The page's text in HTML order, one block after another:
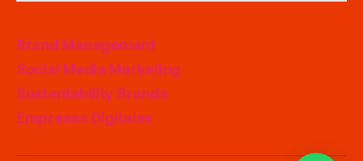
Brand Management
Social Media Marketing
Sustentability Brands
Empresas Digitales